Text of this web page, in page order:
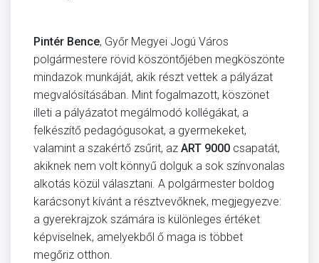
Pintér Bence, Győr Megyei Jogú Város
polgármestere rövid köszöntőjében megköszönte
mindazok munkáját, akik részt vettek a pályázat
megvalósításában. Mint fogalmazott, köszönet
illeti a pályázatot megálmodó kollégákat, a
felkészítő pedagógusokat, a gyermekeket,
valamint a szakértő zsűrit, az ART 9000 csapatát,
akiknek nem volt könnyű dolguk a sok színvonalas
alkotás közül választani. A polgármester boldog
karácsonyt kívánt a résztvevőknek, megjegyezve:
a gyerekrajzok számára is különleges értéket
képviselnek, amelyekből ő maga is többet
megőriz otthon.